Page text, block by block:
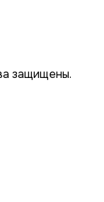
защищены.